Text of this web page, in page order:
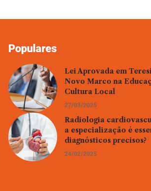
Populares
Lei Aprovada em
Novo Marco na
Cultura Local
27/03/2025
Radiologia
a especialização é
diagnósticos precisos?
24/02/2025